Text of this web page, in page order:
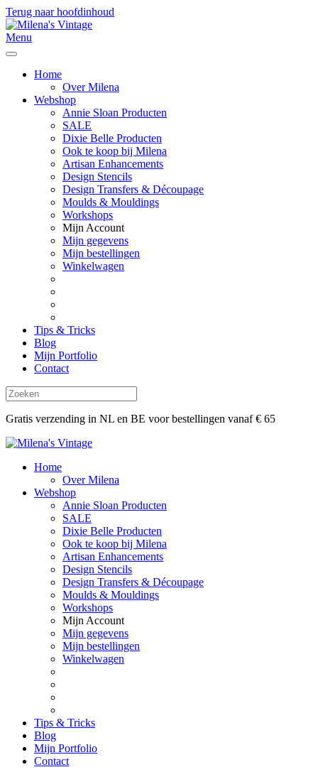
Terug naar hoofdinhoud
Menu
Home
Over Milena
Webshop
Annie Sloan Producten
SALE
Dixie Belle Producten
Ook te koop bij Milena
Artisan Enhancements
Design Stencils
Design Transfers & Découpage
Moulds & Mouldings
Workshops
Mijn Account
Mijn gegevens
Mijn bestellingen
Winkelwagen
Tips & Tricks
Blog
Mijn Portfolio
Contact
Gratis verzending in NL en BE voor bestellingen vanaf € 65
Home
Over Milena
Webshop
Annie Sloan Producten
SALE
Dixie Belle Producten
Ook te koop bij Milena
Artisan Enhancements
Design Stencils
Design Transfers & Découpage
Moulds & Mouldings
Workshops
Mijn Account
Mijn gegevens
Mijn bestellingen
Winkelwagen
Tips & Tricks
Blog
Mijn Portfolio
Contact